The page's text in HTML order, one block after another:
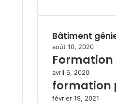
Bâtiment
août 10, 2020
avril 6, 2020
formation
février 19, 2021